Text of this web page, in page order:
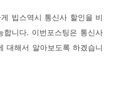
빕스역시 통신사 할인을 비
합니다. 이번포스팅은 통신사
대해서 알아보도록 하겠습니